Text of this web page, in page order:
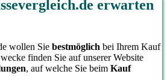
täglichen Gebrauch erwarten
wollen Sie bestmöglich bei Ihrem Kauf
finden Sie auf unserer Website
, auf welche Sie beim Kauf